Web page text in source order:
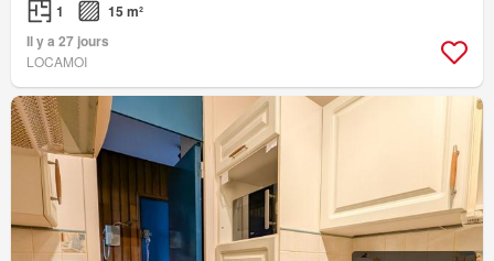
1
15 m²
Il y a 27 jours
LOCAMOI